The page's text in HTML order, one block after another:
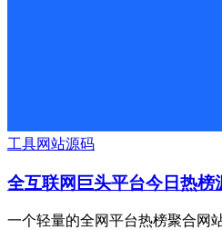
工具网站源码
全互联网巨头平台今日热榜
一个轻量的全网平台热榜聚合网